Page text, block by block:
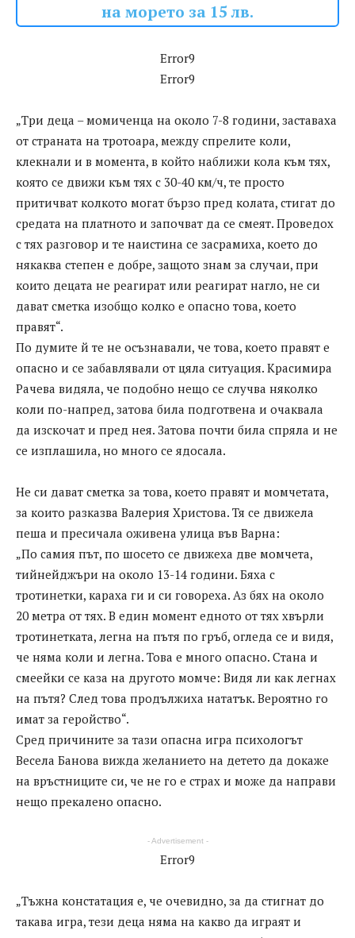
на морето за 15 лв.
Error9
Error9
„Три деца – момиченца на около 7-8 години, заставаха
от страната на тротоара, между спрелите коли,
клекнали и в момента, в който наближи кола към тях,
която се движи към тях с 30-40 км/ч, те просто
притичват колкото могат бързо пред колата, стигат до
средата на платното и започват да се смеят. Проведох
с тях разговор и те наистина се засрамиха, което до
някаква степен е добре, защото знам за случаи, при
които децата не реагират или реагират нагло, не си
дават сметка изобщо колко е опасно това, което
правят“.
По думите й те не осъзнавали, че това, което правят е
опасно и се забавлявали от цяла ситуация. Красимира
Рачева видяла, че подобно нещо се случва няколко
коли по-напред, затова била подготвена и очаквала
да изскочат и пред нея. Затова почти била спряла и не
се изплашила, но много се ядосала.
Не си дават сметка за това, което правят и момчетата,
за които разказва Валерия Христова. Тя се движела
пеша и пресичала оживена улица във Варна:
„По самия път, по шосето се движеха две момчета,
тийнейджъри на около 13-14 години. Бяха с
тротинетки, караха ги и си говореха. Аз бях на около
20 метра от тях. В един момент едното от тях хвърли
тротинетката, легна на пътя по гръб, огледа се и видя,
че няма коли и легна. Това е много опасно. Стана и
смеейки се каза на другото момче: Видя ли как легнах
на пътя? След това продължиха нататък. Вероятно го
имат за геройство“.
Сред причините за тази опасна игра психологът
Весела Банова вижда желанието на детето да докаже
на връстниците си, че не го е страх и може да направи
нещо прекалено опасно.
- Advertisement -
Error9
„Тъжна констатация е, че очевидно, за да стигнат до
такава игра, тези деца няма на какво да играят и